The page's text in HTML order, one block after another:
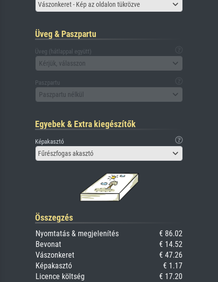
Vászonkeret - Kép az oldalon tükrözve
Üveg & Paszpartu
Üveg (hátlappal együtt)
Kérjük, válasszon
Paszpartu
Paszpartu nélkül
Egyebek & Extra kiegészítők
Képakasztó
Fűrészfogas akasztó
Összegzés
Nyomtatás & megjelenítés
€ 86.02
Bevonat
€ 14.52
Vászonkeret
€ 47.26
Képakasztó
€ 1.17
Licence költség
€ 17.20